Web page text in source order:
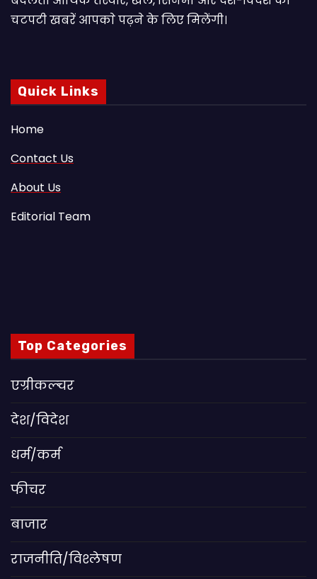
चटपटी खबरें आपकाे पढ़ने के लिए मिलेंगी।
Quick Links
Home
Contact Us
About Us
Editorial Team
Top Categories
एग्रीकल्चर
देश/विदेश
धर्म/कर्म
फीचर
बाजार
राजनीति/विश्लेषण